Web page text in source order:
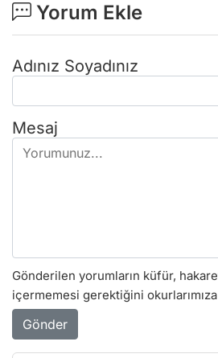
Yorum Ekle
Adınız Soyadınız
Mesaj
Gönderilen yorumların küfür,
içermemesi gerektiğini okurlarımıza
Gönder